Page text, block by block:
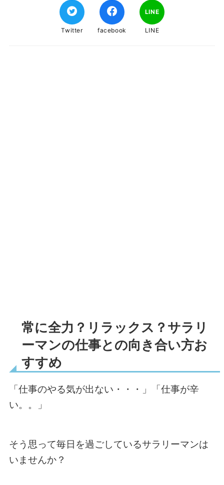
Twitter facebook
LINE
LINE
常に全力？リラックス？サラリ
ーマンの仕事との向き合い方お
すすめ
「仕事のやる気が出ない・・・」「仕事が辛
い。。」
そう思って毎日を過ごしているサラリーマンは
いませんか？